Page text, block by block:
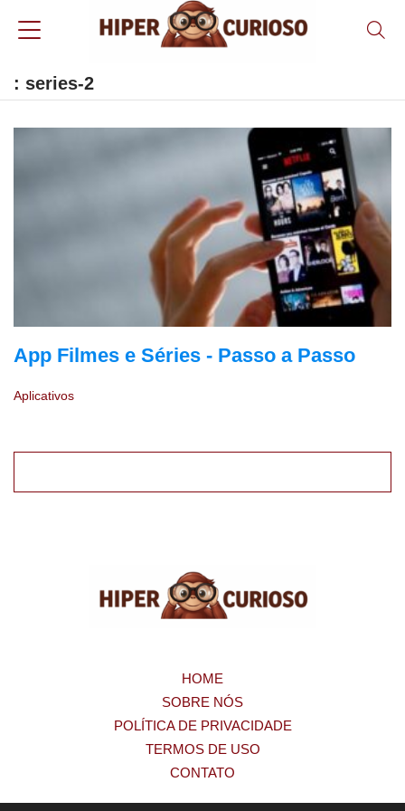
: series-2
App Filmes e Séries - Passo a Passo
Aplicativos
HOME
SOBRE NÓS
POLÍTICA DE PRIVACIDADE
TERMOS DE USO
CONTATO